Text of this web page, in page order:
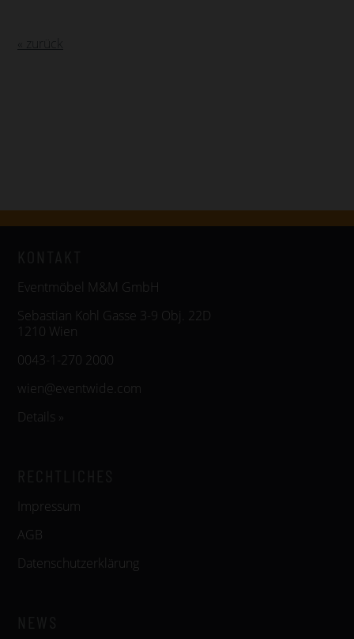
« zurück
Eventmöbel M&M GmbH
Sebastian Kohl Gasse 3-9 Obj. 22D
1210 Wien
0043-1-270 2000
wien@eventwide.com
Details »
Impressum
AGB
Datenschutzerklärung